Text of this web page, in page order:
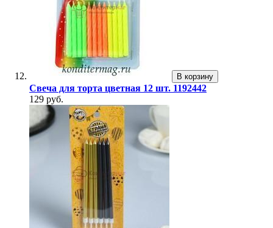
В корзину
Свеча для торта цветная 12 шт. 1192442
129 руб.